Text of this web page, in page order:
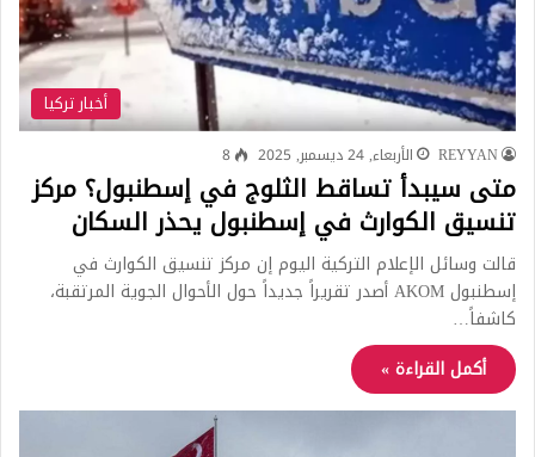
أخبار تركيا
REYYAN الأربعاء, 24 ديسمبر, 2025 8
متى سيبدأ تساقط الثلوج في إسطنبول؟ مركز
تنسيق الكوارث في إسطنبول يحذر السكان
قالت وسائل الإعلام التركية اليوم إن مركز تنسيق الكوارث في
إسطنبول AKOM أصدر تقريراً جديداً حول الأحوال الجوية المرتقبة،
كاشفاً…
أكمل القراءة »